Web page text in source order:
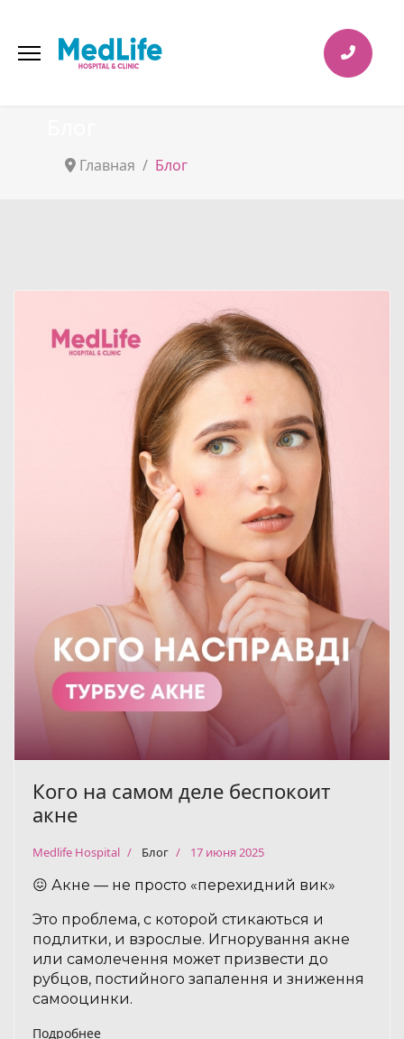
Главная Блог
Кого на самом деле беспокоит
акне
Medlife Hospital Блог 17 июня 2025
😖 Акне — не просто «перехидний вик»
Это проблема, с которой стикаються и
подлитки, и взрослые. Игнорування акне
или самолечення может призвести до
рубцов, постийного запалення и зниження
самооцинки.
Подробнее